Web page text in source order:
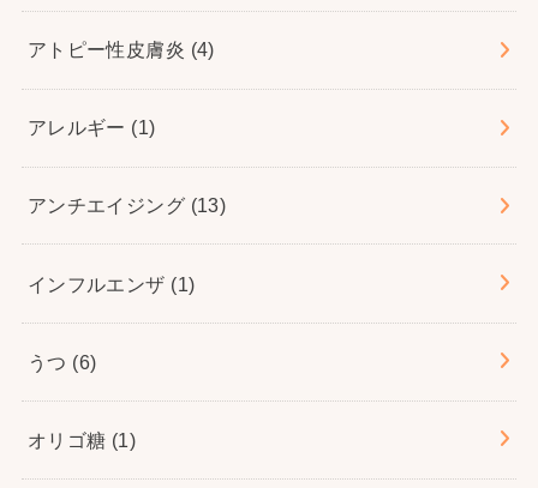
アトピー性皮膚炎 (4)
アレルギー (1)
アンチエイジング (13)
インフルエンザ (1)
うつ (6)
オリゴ糖 (1)